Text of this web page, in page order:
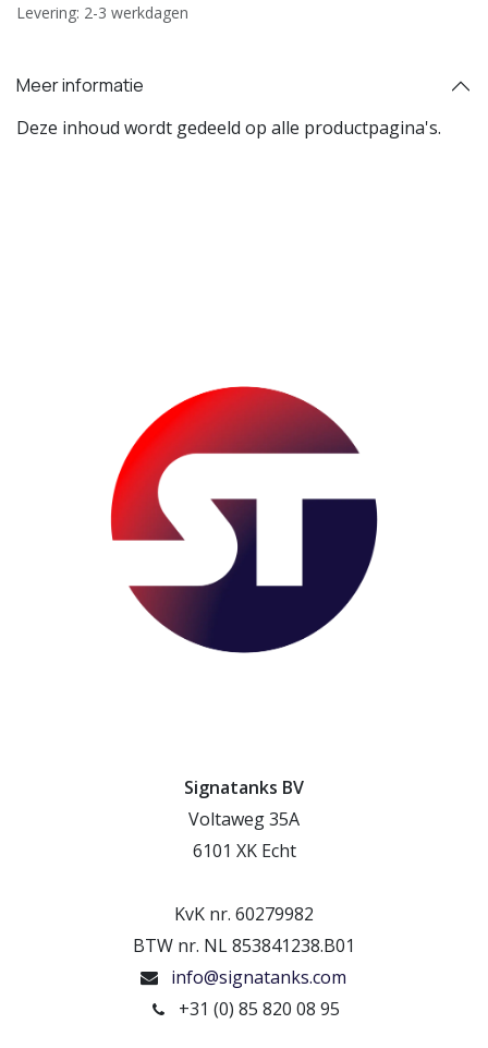
Levering: 2-3 werkdagen
Meer informatie
Deze inhoud wordt gedeeld op alle productpagina's.
Signatanks BV
Voltaweg 35A
6101 XK Echt
KvK nr. 60279982
BTW nr. NL 853841238.B01
info@signatanks.com
+31 (0) 85 820 08 95